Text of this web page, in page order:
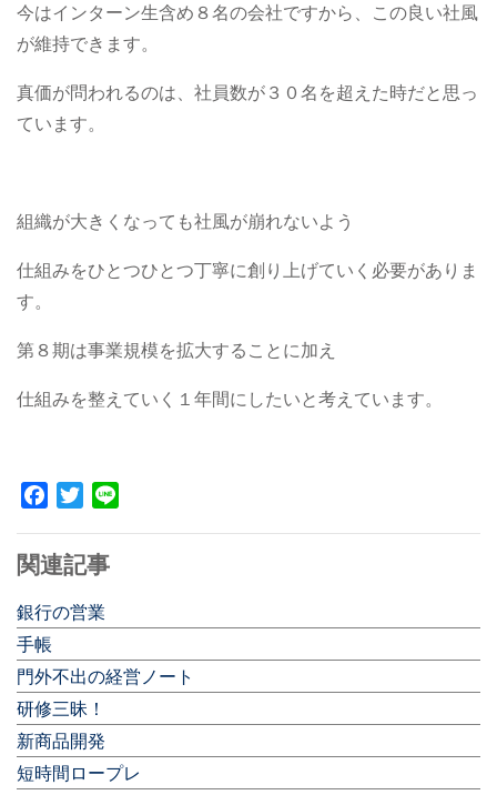
今はインターン生含め８名の会社ですから、この良い社風
が維持できます。
真価が問われるのは、社員数が３０名を超えた時だと思っ
ています。
組織が大きくなっても社風が崩れないよう
仕組みをひとつひとつ丁寧に創り上げていく必要がありま
す。
第８期は事業規模を拡大することに加え
仕組みを整えていく１年間にしたいと考えています。
Facebook
Twitter
関連記事
銀行の営業
手帳
門外不出の経営ノート
研修三昧！
新商品開発
短時間ロープレ